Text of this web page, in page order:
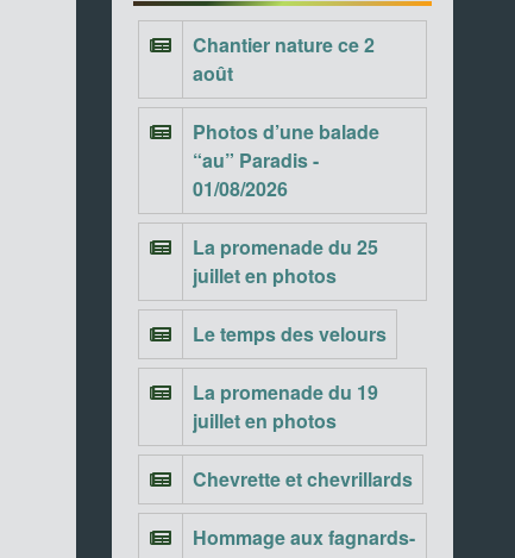
Chantier nature ce 2
août
Photos d’une balade
“au” Paradis -
01/08/2026
La promenade du 25
juillet en photos
Le temps des velours
La promenade du 19
juillet en photos
Chevrette et chevrillards
Hommage aux fagnards-